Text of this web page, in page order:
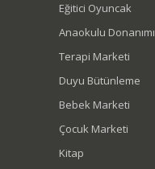
Eğitici Oyuncak
Anaokulu Donanımı
Terapi Marketi
Duyu Bütünleme
Bebek Marketi
Çocuk Marketi
Kitap